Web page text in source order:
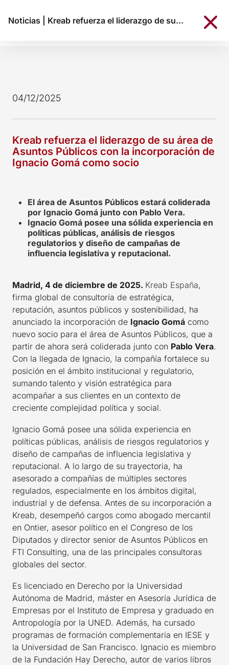
Noticias Kreab refuerza el liderazgo de su área de Asuntos Públicos con la incorporación de Ignacio Gomá como socio
04/12/2025
Kreab refuerza el liderazgo de su área de
Asuntos Públicos con la incorporación de
Ignacio Gomá como socio
El área de Asuntos Públicos estará coliderada
por Ignacio Gomá junto con Pablo Vera.
Ignacio Gomá posee una sólida experiencia en
políticas públicas, análisis de riesgos
regulatorios y diseño de campañas de
influencia legislativa y reputacional.
Madrid, 4 de diciembre de 2025. Kreab España,
firma global de consultoría de estratégica,
reputación, asuntos públicos y sostenibilidad, ha
anunciado la incorporación de Ignacio Gomá como
nuevo socio para el área de Asuntos Públicos, que a
partir de ahora será coliderada junto con Pablo Vera.
Con la llegada de Ignacio, la compañía fortalece su
posición en el ámbito institucional y regulatorio,
sumando talento y visión estratégica para
acompañar a sus clientes en un contexto de
creciente complejidad política y social.
Ignacio Gomá posee una sólida experiencia en
políticas públicas, análisis de riesgos regulatorios y
diseño de campañas de influencia legislativa y
reputacional. A lo largo de su trayectoria, ha
asesorado a compañías de múltiples sectores
regulados, especialmente en los ámbitos digital,
industrial y de defensa. Antes de su incorporación a
Kreab, desempeñó cargos como abogado mercantil
en Ontier, asesor político en el Congreso de los
Diputados y director senior de Asuntos Públicos en
FTI Consulting, una de las principales consultoras
globales del sector.
Es licenciado en Derecho por la Universidad
Autónoma de Madrid, máster en Asesoría Jurídica de
Empresas por el Instituto de Empresa y graduado en
Antropología por la UNED. Además, ha cursado
programas de formación complementaria en IESE y
la Universidad de San Francisco. Ignacio es miembro
de la Fundación Hay Derecho, autor de varios libros